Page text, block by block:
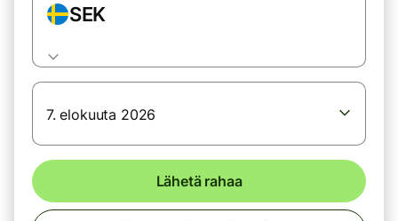
SEK
7. elokuuta 2026
Lähetä rahaa